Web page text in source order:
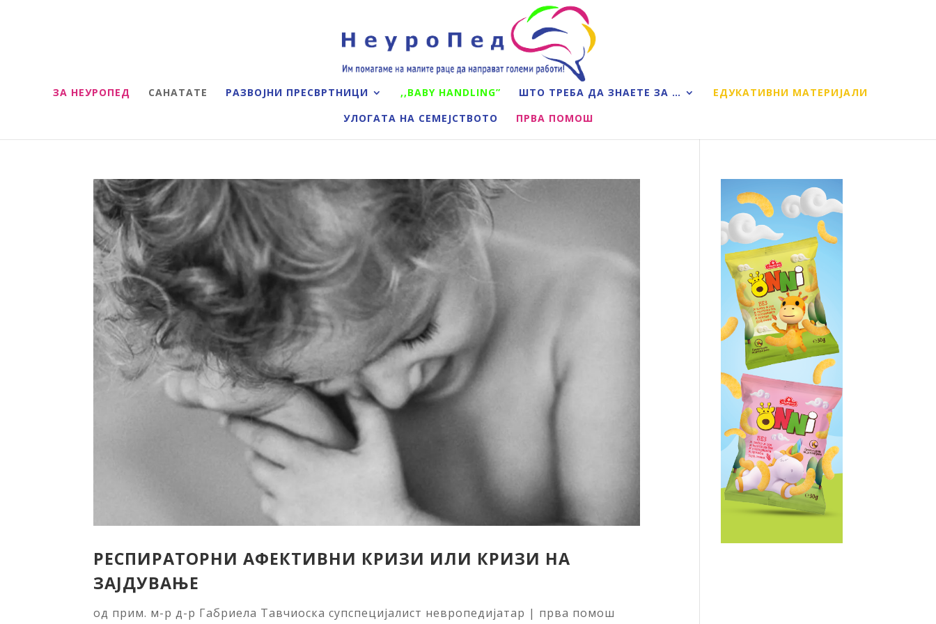
ЗА НЕУРОПЕД САНАТАТЕ РАЗВОЈНИ ПРЕСВРТНИЦИ ,,BABY HANDLING” ШТО ТРЕБА ДА ЗНАЕТЕ ЗА …
ЕДУКАТИВНИ МАТЕРИЈАЛИ
УЛОГАТА НА СЕМЕЈСТВОТО
ПРВА ПОМОШ
РЕСПИРАТОРНИ АФЕКТИВНИ КРИЗИ ИЛИ КРИЗИ НА
ЗАЈДУВАЊЕ
од прим. м-р д-р Габриела Тавчиоска супспецијалист невропедијатар | прва помош